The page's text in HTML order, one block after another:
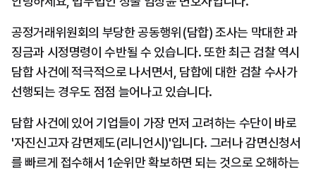
공정거래위원회의 부당한 공동행위(담합) 조사는 막대한 과
징금과 시정명령이 수반될 수 있습니다. 또한 최근 검찰 역시
담합 사건에 적극적으로 나서면서, 담합에 대한 검찰 수사가
선행되는 경우도 점점 늘어나고 있습니다.
담합 사건에 있어 기업들이 가장 먼저 고려하는 수단이 바로
'자진신고자 감면제도(리니언시)'입니다. 그러나 감면신청서
를 빠르게 접수해서 1순위만 확보하면 되는 것으로 오해하는